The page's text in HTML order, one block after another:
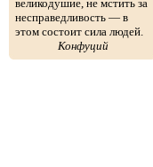
великодушие, не мстить за
несправедливость — в
этом состоит сила людей.
Конфуций